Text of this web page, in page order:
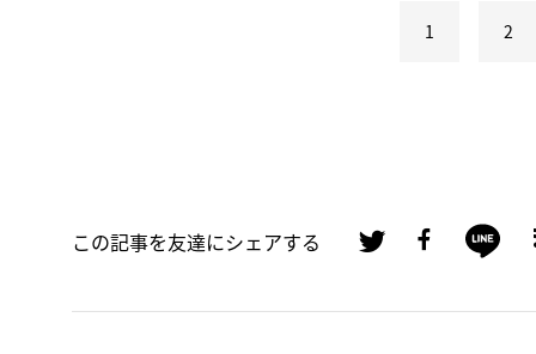
1 2
この記事を友達にシェアする